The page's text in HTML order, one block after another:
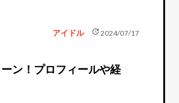
アイドル update2024/07/17
ン！プロフィールや経